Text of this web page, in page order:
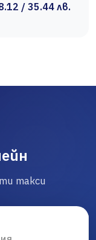
/ 35.44 лв.
такси